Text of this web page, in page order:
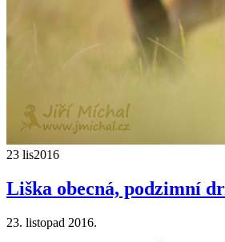
23 lis2016
Liška obecná, podzimní
23. listopad 2016.